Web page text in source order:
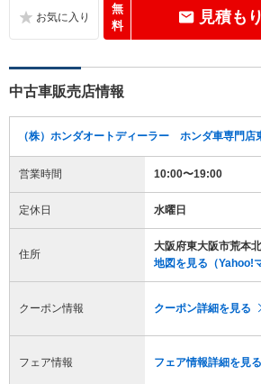
無
料
見積も
中古車販売店情報
（株）ホンダオートディーラー ホンダ車専門店
営業時間 10:00〜19:00
定休日 水曜日
住所
大阪府東大阪市荒本
地図を見る（Yahoo!
クーポン情報 クーポン詳細を見る
フェア情報 フェア情報詳細を見る